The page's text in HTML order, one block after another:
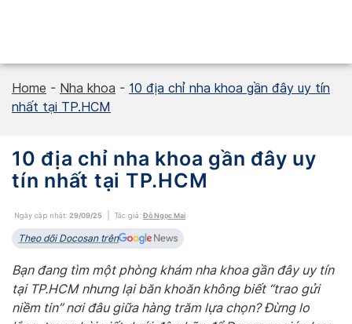
Home - Nha khoa - 10 địa chỉ nha khoa gần đây uy tín
nhất tại TP.HCM
10 địa chỉ nha khoa gần đây uy
tín nhất tại TP.HCM
Ngày cập nhật: 29/09/25 Tác giả: Đỗ Ngọc Mai
Theo dõi Docosan trên
Bạn đang tìm một phòng khám nha khoa gần đây uy tín
tại TP.HCM nhưng lại băn khoăn không biết “trao gửi
niềm tin” nơi đâu giữa hàng trăm lựa chọn? Đừng lo